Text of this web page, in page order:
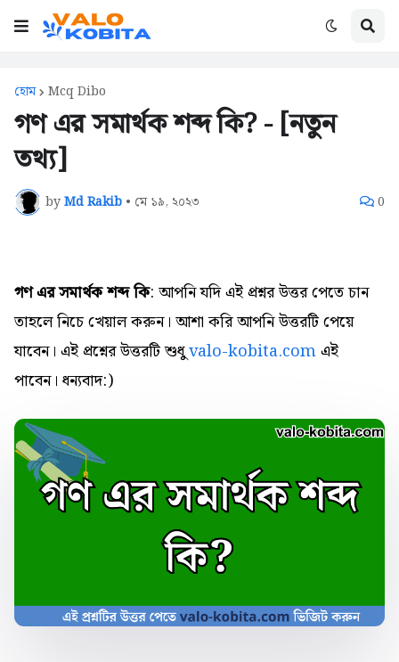
হোম Mcq Dibo
গণ এর সমার্থক শব্দ কি? - [নতুন
তথ্য]
byMd Rakib • মে ১৯, ২০২৩ 0
গণ এর সমার্থক শব্দ কি: আপনি যদি এই প্রশ্নর উত্তর পেতে চান
তাহলে নিচে খেয়াল করুন। আশা করি আপনি উত্তরটি পেয়ে
যাবেন। এই প্রশ্নের উত্তরটি শুধুvalo-kobita.comএই
পাবেন। ধন্যবাদ:)